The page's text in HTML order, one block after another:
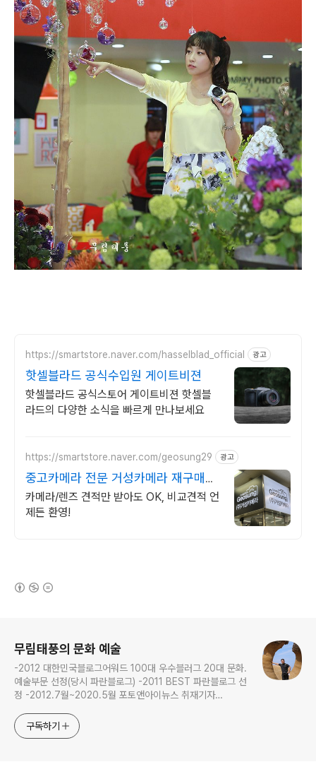
https://smartstore.naver.com/hasselblad_official 광고
핫셀블라드 공식수입원 게이트비젼
핫셀블라드 공식스토어 게이트비젼 핫셀블
라드의 다양한 소식을 빠르게 만나보세요
https://smartstore.naver.com/geosung29 광고
중고카메라 전문 거성카메라 재구매율
높은 매장!
카메라/렌즈 견적만 받아도 OK, 비교견적 언
제든 환영!
무림태풍의 문화 예술
-2012 대한민국블로그어워드 100대 우수블러그 20대 문화.
예술부문 선정(당시 파란블로그) -2011 BEST 파란블로그 선
정 -2012.7월~2020.5월 포토앤아이뉴스 취재기자
구독하기